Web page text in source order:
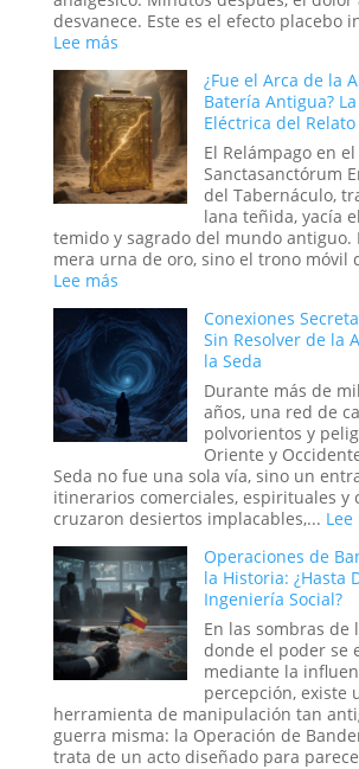
Militar
Estadounidense
desvanece. Este es el efecto placebo
Lee más:
Efecto
Placebo
en
Masa:
Cuando
la
Fe
Colectiva
Moldea
la
¿Fue el Arca de la
Batería Antigua?
Eléctrica del
El Relámpago en el
Sanctasanctórum
del Tabernáculo,
lana teñida, yacía
temido y sagrado del mundo antiguo.
mera urna de oro, sino el trono móvil
Lee más:
el
Arca
de
la
Alianza
una
Batería
Antigua?
La
teoría
del
Relato
Bíblico
Conexiones
Sin Resolver de la
la Seda
Durante más de
años, una red de
polvorientos y
Oriente y
Seda no fue una sola vía, sino un
itinerarios comerciales, espirituales y
cruzaron desiertos implacables,... Lee
Operaciones de
la Historia: ¿Hasta
Ingeniería Social?
En las sombras de
donde el poder se
mediante la
percepción, existe
herramienta de manipulación tan
guerra misma: la Operación de
trata de un acto diseñado para